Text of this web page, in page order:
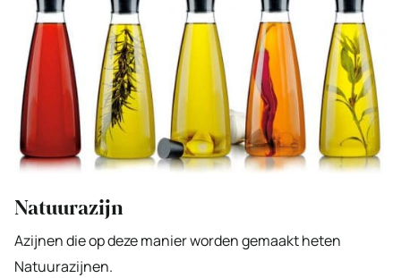
Natuurazijn
Azijnen die op deze manier worden gemaakt heten
Natuurazijnen.